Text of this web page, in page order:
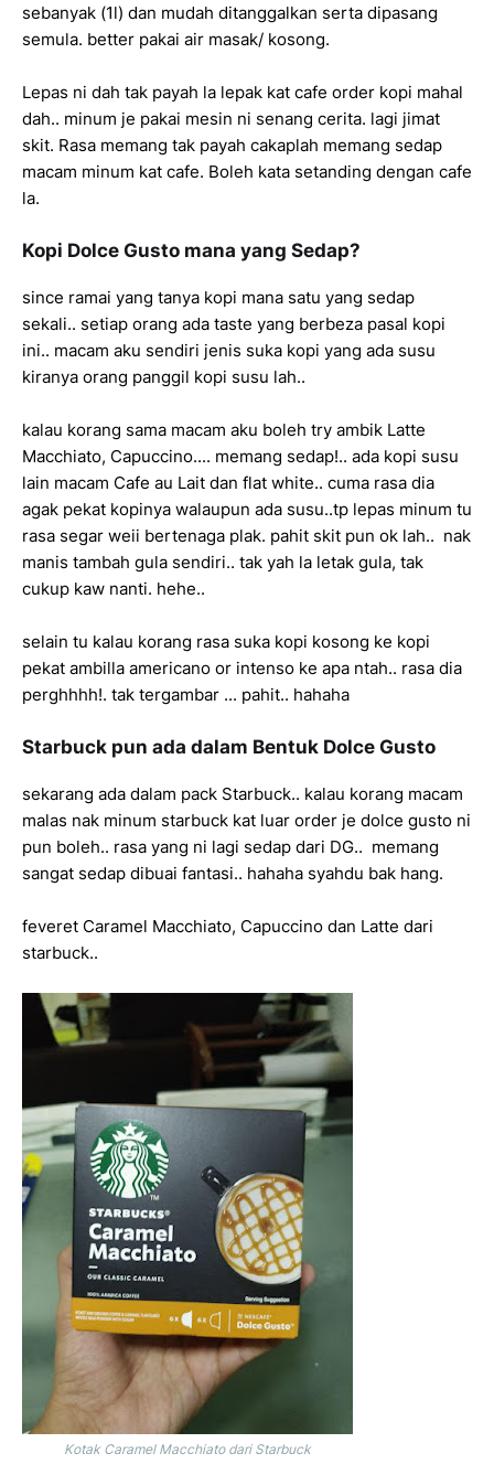
sebanyak (1l) dan mudah ditanggalkan serta dipasang
semula. better pakai air masak/ kosong.
Lepas ni dah tak payah la lepak kat cafe order kopi mahal
dah.. minum je pakai mesin ni senang cerita. lagi jimat
skit. Rasa memang tak payah cakaplah memang sedap
macam minum kat cafe. Boleh kata setanding dengan cafe
la.
Kopi Dolce Gusto mana yang Sedap?
since ramai yang tanya kopi mana satu yang sedap
sekali.. setiap orang ada taste yang berbeza pasal kopi
ini.. macam aku sendiri jenis suka kopi yang ada susu
kiranya orang panggil kopi susu lah..
kalau korang sama macam aku boleh try ambik Latte
Macchiato, Capuccino.... memang sedap!.. ada kopi susu
lain macam Cafe au Lait dan flat white.. cuma rasa dia
agak pekat kopinya walaupun ada susu..tp lepas minum tu
rasa segar weii bertenaga plak. pahit skit pun ok lah.. nak
manis tambah gula sendiri.. tak yah la letak gula, tak
cukup kaw nanti. hehe..
selain tu kalau korang rasa suka kopi kosong ke kopi
pekat ambilla americano or intenso ke apa ntah.. rasa dia
perghhhh!. tak tergambar ... pahit.. hahaha
Starbuck pun ada dalam Bentuk Dolce Gusto
sekarang ada dalam pack Starbuck.. kalau korang macam
malas nak minum starbuck kat luar order je dolce gusto ni
pun boleh.. rasa yang ni lagi sedap dari DG.. memang
sangat sedap dibuai fantasi.. hahaha syahdu bak hang.
feveret Caramel Macchiato, Capuccino dan Latte dari
starbuck..
Kotak Caramel Macchiato dari Starbuck